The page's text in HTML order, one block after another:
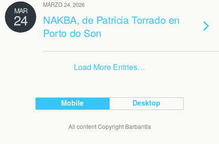
MAR
24
MARZO 24, 2026
NAKBA, de Patricia Torrado en
Porto do Son
Load More Entries…
Mobile Desktop
All content Copyright Barbantia